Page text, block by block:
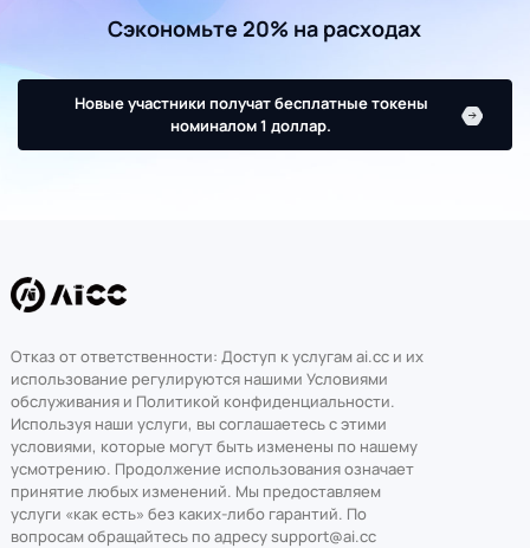
Сэкономьте 20% на расходах
Новые участники получат бесплатные токены
номиналом 1 доллар.
Отказ от ответственности: Доступ к услугам ai.cc и их
использование регулируются нашими Условиями
обслуживания и Политикой конфиденциальности.
Используя наши услуги, вы соглашаетесь с этими
условиями, которые могут быть изменены по нашему
усмотрению. Продолжение использования означает
принятие любых изменений. Мы предоставляем
услуги «как есть» без каких-либо гарантий. По
вопросам обращайтесь по адресу support@ai.cc